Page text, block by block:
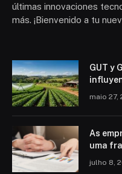
últimas innovaciones
más. ¡Bienvenido a tu
GUT y
maio 27,
As
uma
julho 8,